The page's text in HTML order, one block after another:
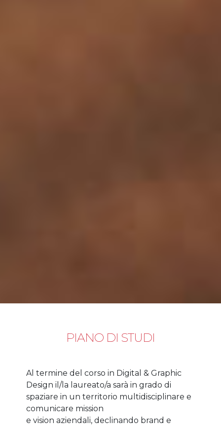
PIANO DI STUDI
Al termine del corso in Digital & Graphic
Design il/la laureato/a sarà in grado di
spaziare in un territorio multidisciplinare e
comunicare mission
e vision aziendali, declinando brand e